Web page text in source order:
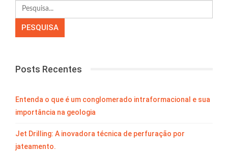
Posts Recentes
Entenda o que é um conglomerado intraformacional e sua
importância na geologia
Jet Drilling: A inovadora técnica de perfuração por
jateamento.